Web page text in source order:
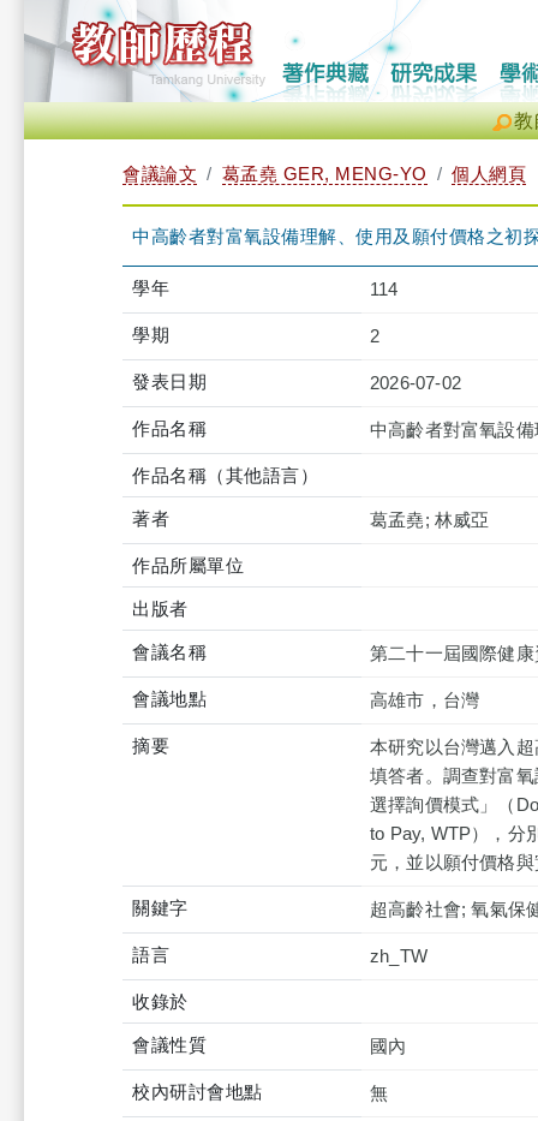
教
會議論文 葛孟堯 GER, MENG-YO 個人網頁
中高齡者對富氧設備理解、使用及願付價格之初
學年 114
學期 2
發表日期 2026-07-02
作品名稱 中高齡者對富氧設
作品名稱（其他語言）
著者 葛孟堯; 林威亞
作品所屬單位
出版者
會議名稱 第二十一屆國際健
會議地點 高雄市，台灣
摘要
本研究以台灣邁入
填答者。調查對富
選擇詢價模式」（
to Pay, WTP），分
元，並以願付價格
關鍵字 超高齡社會; 氧氣保
語言 zh_TW
收錄於
會議性質 國內
校內研討會地點 無